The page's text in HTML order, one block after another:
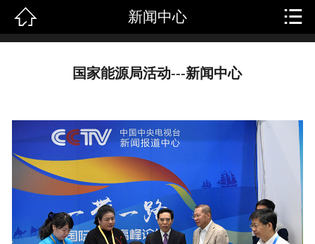
客户留言
 新闻中心 
国家能源局活动---新闻中心